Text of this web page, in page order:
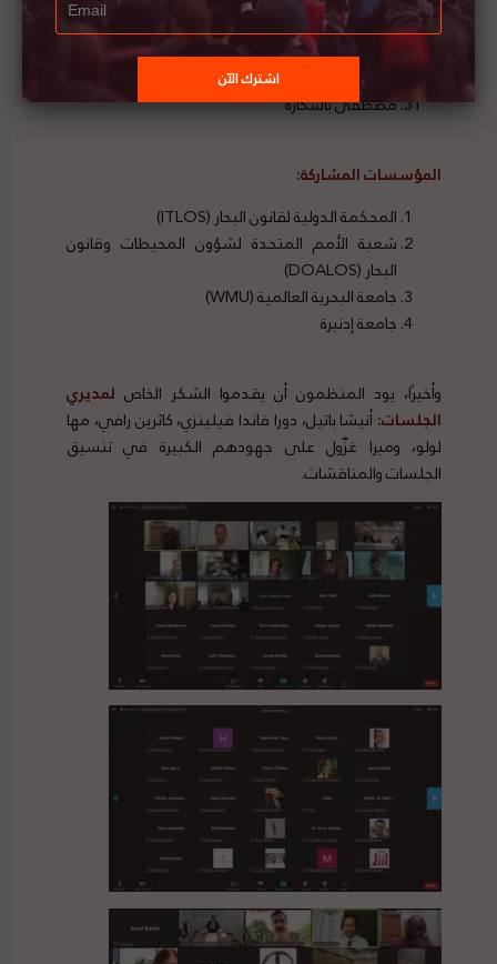
فانيسا أريلانو رودريجيز
ريان ديريغ
هاريت هاردن ديفيس
مصطفى باشكارة
المؤسسات المشاركة:
المحكمة الدولية لقانون البحار (ITLOS)
شعبة الأمم المتحدة لشؤون المحيطات وقانون
البحار (DOALOS)
جامعة البحرية العالمية (WMU)
جامعة إدنبرة
وأخيرًا، يود المنظمون أن يقدموا الشكر الخاص لمديري
الجلسات:أنيشا باتيل، دورا فاندا فيلينزي، كاثرين رافي، مها
لولو، وميرا غزّول على جهودهم الكبيرة في تنسيق
الجلسات والمناقشات.